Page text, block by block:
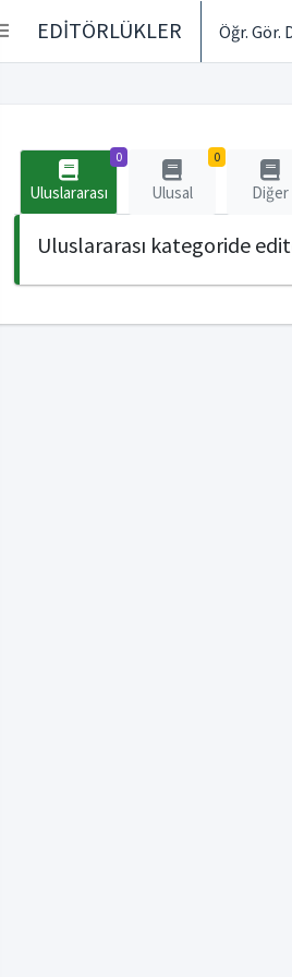
EDİTÖRLÜKLER Öğr. Gör.
0
Uluslararası
0
Ulusal Diğer
Uluslararası kategoride